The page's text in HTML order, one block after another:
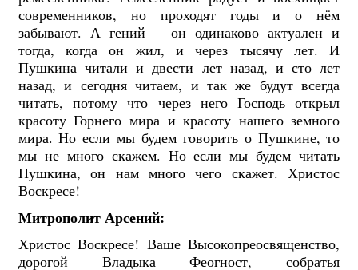
современников, но проходят годы и о нём
забывают. А гений – он одинаково актуален и
тогда, когда он жил, и через тысячу лет. И
Пушкина читали и двести лет назад, и сто лет
назад, и сегодня читаем, и так же будут всегда
читать, потому что через него Господь открыл
красоту Горнего мира и красоту нашего земного
мира. Но если мы будем говорить о Пушкине, то
мы не много скажем. Но если мы будем читать
Пушкина, он нам много чего скажет. Христос
Воскресе!
Митрополит Арсений:
Христос Воскресе! Ваше Высокопреосвященство,
дорогой Владыка Феогност, собратья